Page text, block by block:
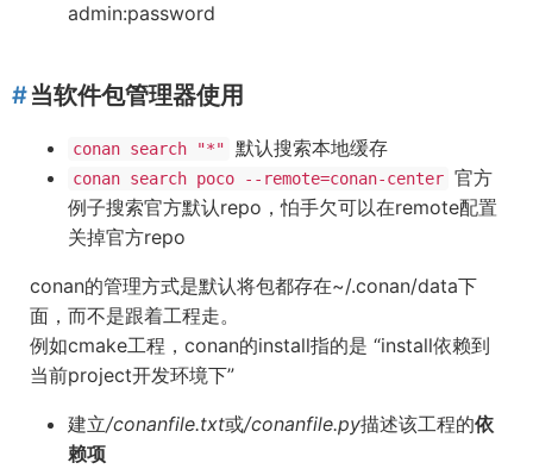
admin:password
当软件包管理器使用
conan search "*" 默认搜索本地缓存
conan search poco --remote=conan-center 官方
例子搜索官方默认repo，怕手欠可以在remote配置
关掉官方repo
conan的管理方式是默认将包都存在~/.conan/data下
面，而不是跟着工程走。
例如cmake工程，conan的install指的是 “install依赖到
当前project开发环境下”
建立/conanfile.txt或/conanfile.py描述该工程的依
赖项